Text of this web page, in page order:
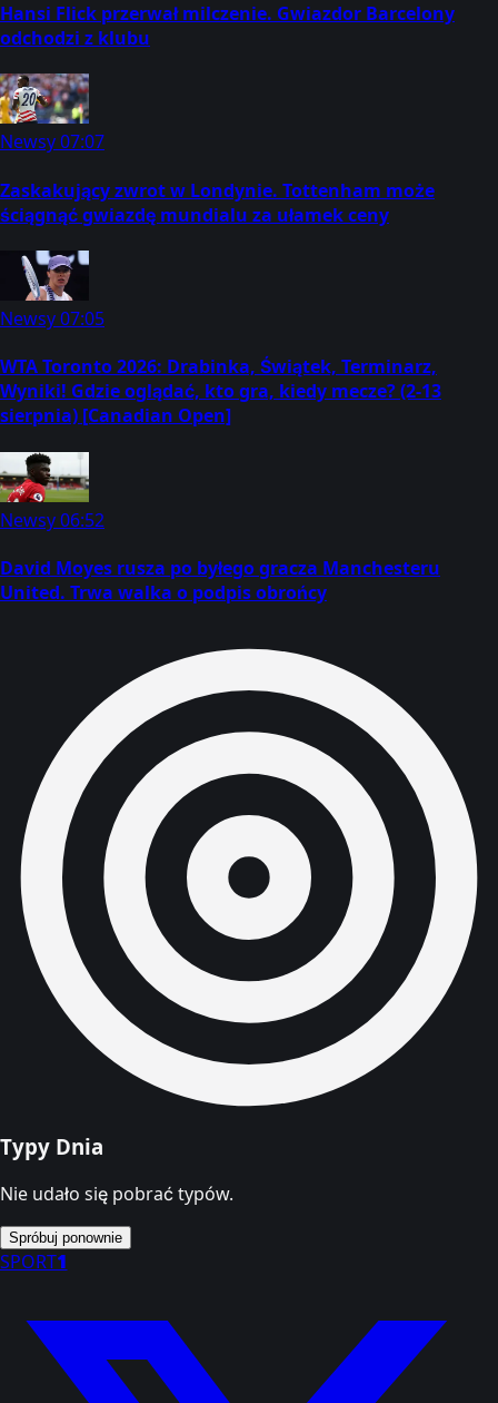
Hansi Flick przerwał milczenie. Gwiazdor Barcelony
odchodzi z klubu
Newsy07:07
Zaskakujący zwrot w Londynie. Tottenham może
ściągnąć gwiazdę mundialu za ułamek ceny
Newsy07:05
WTA Toronto 2026: Drabinka, Świątek, Terminarz,
Wyniki! Gdzie oglądać, kto gra, kiedy mecze? (2-13
sierpnia) [Canadian Open]
Newsy06:52
David Moyes rusza po byłego gracza Manchesteru
United. Trwa walka o podpis obrońcy
Typy Dnia
Nie udało się pobrać typów.
Spróbuj ponownie
SPORT1